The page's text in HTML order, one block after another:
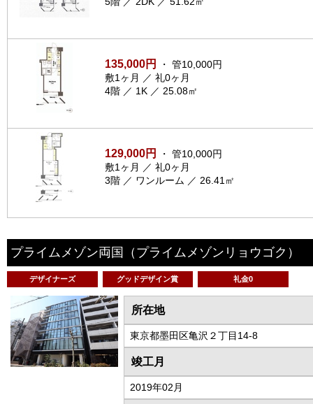
135,000円
・ 管10,000円
敷1ヶ月 ／ 礼0ヶ月
4階 ／ 1K ／ 25.08㎡
129,000円
・ 管10,000円
敷1ヶ月 ／ 礼0ヶ月
3階 ／ ワンルーム ／ 26.41㎡
プライムメゾン両国 （プライムメゾンリョウゴク）
デザイナーズ グッドデザイン賞 礼金0
所在地
東京都墨田区亀沢２丁目14-8
竣工月
2019年02月